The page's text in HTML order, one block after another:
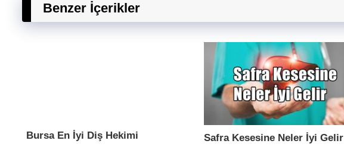
Benzer İçerikler
Bursa En İyi Diş Hekimi Safra Kesesine Neler İyi Gelir